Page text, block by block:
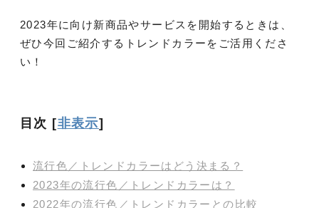
2023年に向け新商品やサービスを開始するときは、
ぜひ今回ご紹介するトレンドカラーをご活用くださ
い！
目次 [非表示]
流行色／トレンドカラーはどう決まる？
2023年の流行色／トレンドカラーは？
2022年の流行色／トレンドカラーとの比較